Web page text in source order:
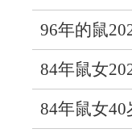
96年的鼠
84年鼠女
2024年婚姻
84年鼠女